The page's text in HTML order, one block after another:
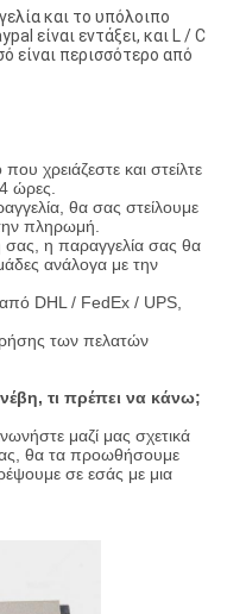
και το υπόλοιπο
είναι εντάξει, και L / C
είναι περισσότερο από
χρειάζεστε και στείλτε
ώρες.
θα σας στείλουμε
πληρωμή.
η παραγγελία σας θα
ανάλογα με την
DHL / FedEx / UPS,
των πελατών
τι πρέπει να κάνω;
μαζί μας σχετικά
θα τα προωθήσουμε
σε εσάς με μια